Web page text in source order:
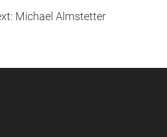
Michael Almstetter